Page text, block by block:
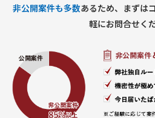
非公開案件も多数あるため、まずは
軽にお問合せく